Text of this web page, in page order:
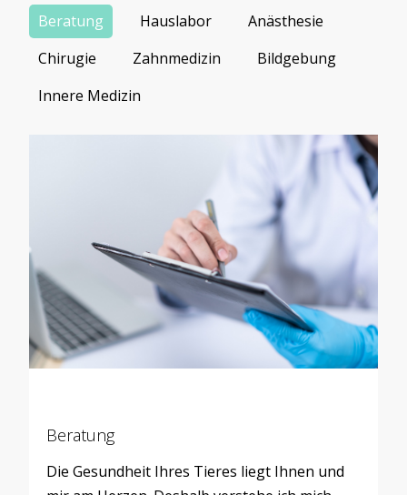
Beratung Hauslabor
Anästhesie
Chirugie
Zahnmedizin
Bildgebung
Innere Medizin
Beratung
Die Gesundheit Ihres Tieres liegt Ihnen und